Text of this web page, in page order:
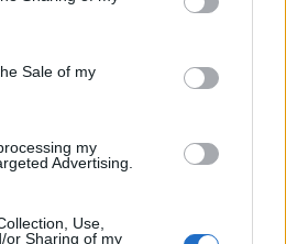
and its third-party tags to
purposes in below Google
Sale of my
my
Advertising.
Use,
or Sharing of my
για τα γενέθλιά
για την επέτειό τους
40 ημερών γιο τους